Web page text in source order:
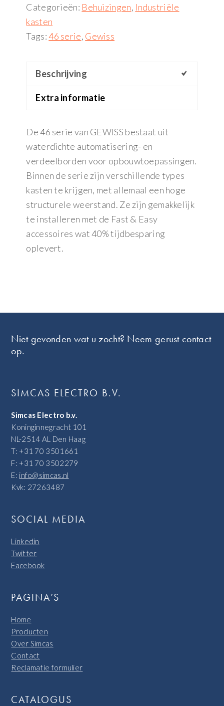
Categorieën: Behuizingen, Industriële
kasten
Tags:46 serie, Gewiss
Beschrijving
Extra informatie
De 46 serie van GEWISS bestaat uit
waterdichte automatisering- en
verdeelborden voor opbouwtoepassingen.
Binnen de serie zijn verschillende types
kasten te krijgen, met allemaal een hoge
structurele weerstand. Ze zijn gemakkelijk
te installeren met de Fast & Easy
accessoires wat 40% tijdbesparing
oplevert.
Niet gevonden wat u zocht? Neem gerust contact
op.
SIMCAS ELECTRO B.V.
Simcas Electro b.v.
Koninginnegracht 101
NL-2514 AL Den Haag
T: +31 70 3501661
F: +31 70 3502279
E: info@simcas.nl
Kvk: 27263487
SOCIAL MEDIA
Linkedin
Twitter
Facebook
PAGINA’S
Home
Producten
Over Simcas
Contact
Reclamatie formulier
CATALOGUS